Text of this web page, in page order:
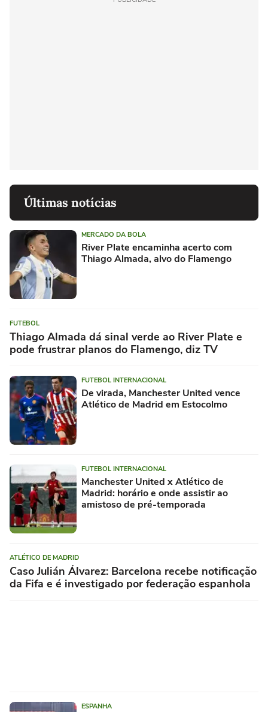
Últimas notícias
MERCADO DA BOLA
River Plate encaminha acerto com
Thiago Almada, alvo do Flamengo
FUTEBOL
Thiago Almada dá sinal verde ao River Plate e
pode frustrar planos do Flamengo, diz TV
FUTEBOL INTERNACIONAL
De virada, Manchester United vence
Atlético de Madrid em Estocolmo
FUTEBOL INTERNACIONAL
Manchester United x Atlético de
Madrid: horário e onde assistir ao
amistoso de pré-temporada
ATLÉTICO DE MADRID
Caso Julián Álvarez: Barcelona recebe notificação
da Fifa e é investigado por federação espanhola
ESPANHA